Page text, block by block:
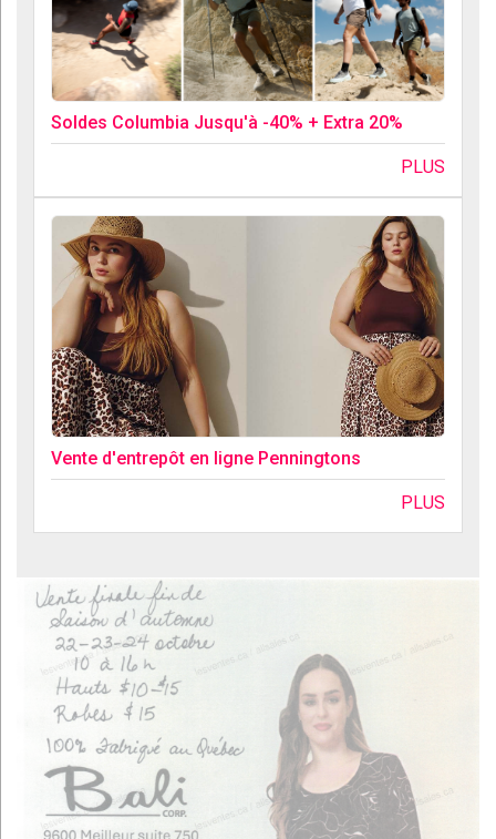
Soldes Columbia Jusqu'à -40% + Extra 20%
PLUS
Vente d'entrepôt en ligne Penningtons
PLUS